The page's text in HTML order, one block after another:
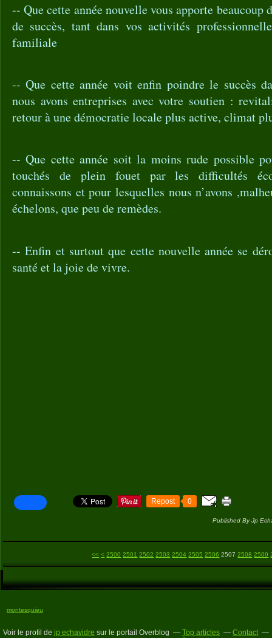
-- Que cette année nouvelle vous apporte
de succès, tant dans vos activités
familiale
-- Que cette année voit enfin poindre le succès
nous avons entreprises avec votre soutien :
retour à une démocratie locale plus active, climat
-- Que cette année soit la moins rude possible
touchés de plein fouet par les difficultés
connaissons et pour lesquelles nous n’avons
échelons, que peu de remèdes.
-- Enfin et surtout que cette nouvelle année se
santé et la joie de vivre.
Repost 0
Published By Jp
<< < 2500 2501 2502 2503 2504 2505 2506 2507 2508 2509
montesquieu
Voir le profil de jp echavidre sur le portail Overblog Top articles
Contact